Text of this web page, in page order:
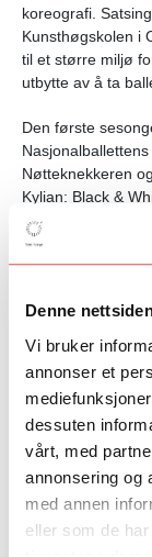
Denne
Vi bruker
annonser et
dessuten
vårt, med
annonsering og
med annen
eller som de
koreografi.
Kunsthøgskolen i
til et større miljø
utbytte av å ta
Den første
Nøtteknekkeren
Kylian: Black &
våren 2016 ha
signatur,
bidra til “Learn
av prestasjoner
ungdoms-OL på
Kunstfaglig
Nasjonalballetten
og har etter hvert
vil stå foran